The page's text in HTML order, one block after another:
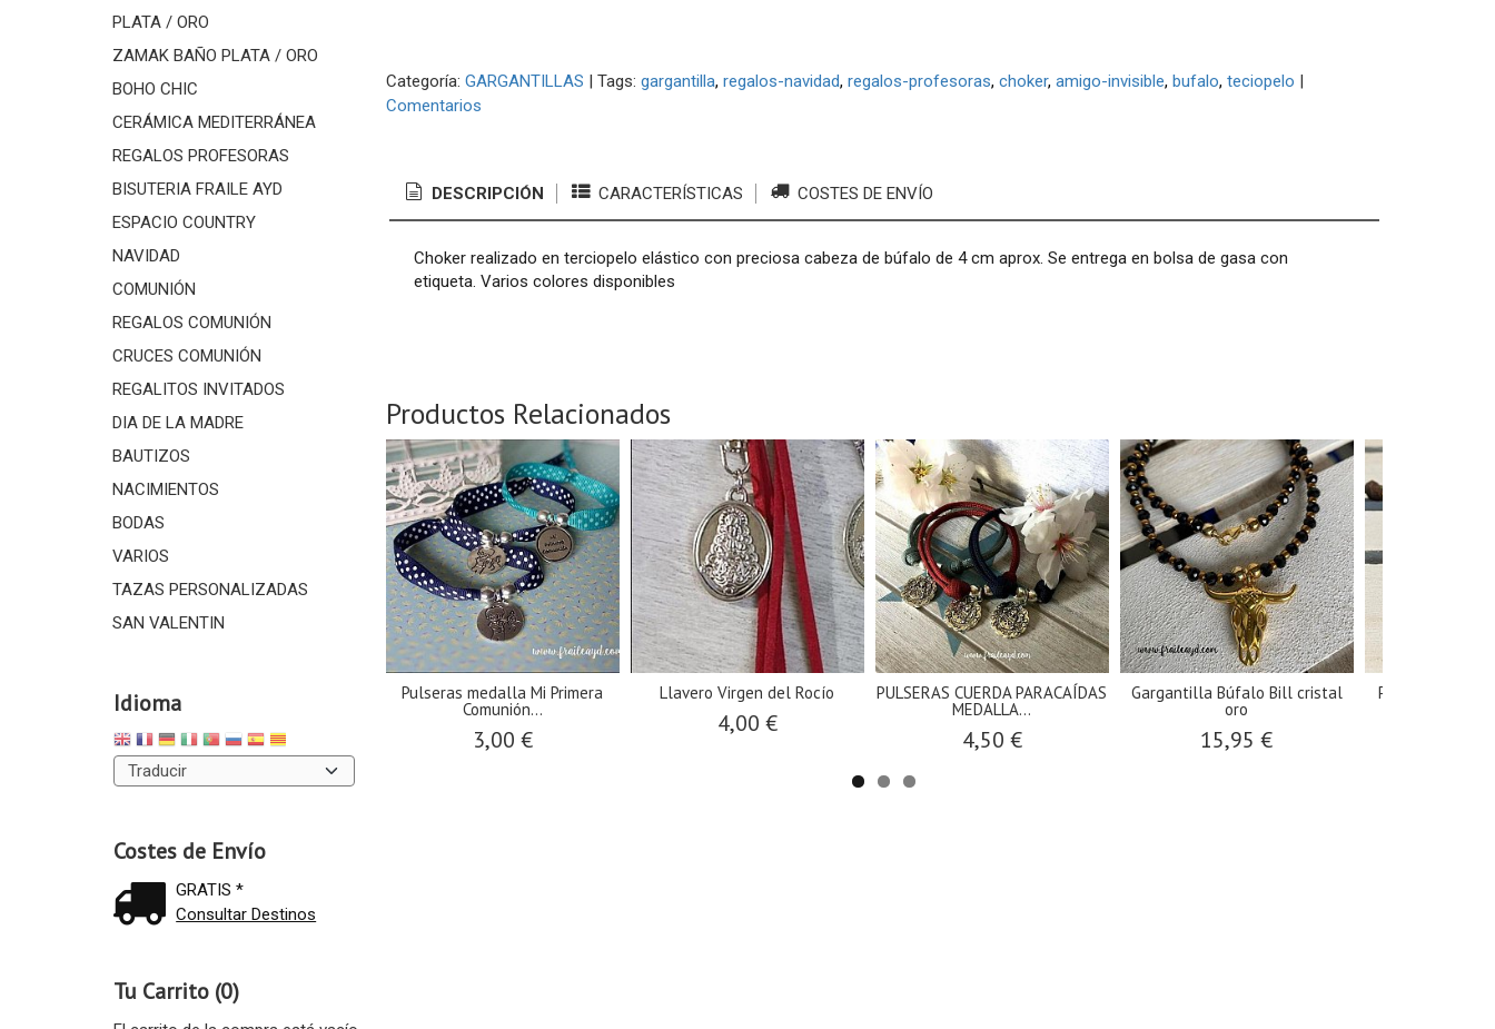
PLATA / ORO
ZAMAK BAÑO PLATA / ORO
BOHO CHIC
CERÁMICA MEDITERRÁNEA
REGALOS PROFESORAS
BISUTERIA FRAILE AYD
ESPACIO COUNTRY
NAVIDAD
COMUNIÓN
REGALOS COMUNIÓN
CRUCES COMUNIÓN
REGALITOS INVITADOS
DIA DE LA MADRE
BAUTIZOS
NACIMIENTOS
BODAS
VARIOS
TAZAS PERSONALIZADAS
SAN VALENTIN
Idioma
Costes de Envío
GRATIS *
Consultar Destinos
Tu Carrito (0)
Categoría: GARGANTILLAS | Tags: gargantilla regalos-navidad regalos-profesoras choker amigo-invisible bufalo teciopelo |
Comentarios
DESCRIPCIÓN CARACTERÍSTICAS COSTES DE ENVÍO
Choker realizado en terciopelo elástico con preciosa cabeza de búfalo de 4 cm aprox. Se entrega en bolsa de gasa con
etiqueta. Varios colores disponibles
Productos Relacionados
Pulseras medalla Mi Primera
Comunión...
3,00 €
Llavero Virgen del Rocío
4,00 €
PULSERAS CUERDA PARACAÍDAS
MEDALLA...
4,50 €
Gargantilla Búfalo Bill cristal
oro
15,95 €
Pulsera